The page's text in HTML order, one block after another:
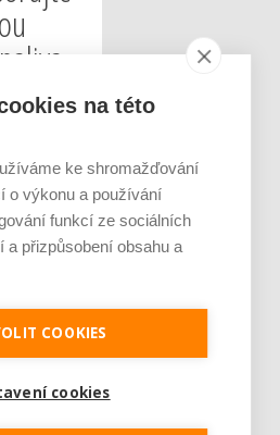
Ta totiž
na této
ke shromažďování
o výkonu a používání
funkcí ze sociálních
a přizpůsobení obsahu a
COOKIES
cookies